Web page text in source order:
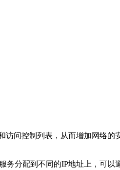
问控制列表，从而增加网络的
分配到不同的IP地址上，可以